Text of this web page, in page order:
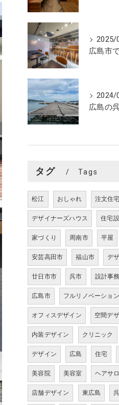
2025/
2024/
タグ Tags
松江 おしゃれ 注文住宅
デザイナーズハウス 住宅
家づくり 周南市 平屋
安芸高田市 福山市 デ
廿日市市 呉市 設計事
広島市 フルリノベーション
オフィスデザイン 空間デ
内装デザイン クリニック
デザイン 広島 住宅
美容院 美容室 ヘアサ
店舗デザイン 東広島 呉